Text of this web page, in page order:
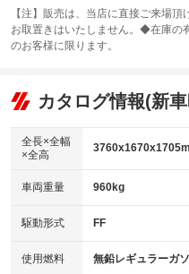
：装備なし
サンルーフ
：装備なし
リフトアップ
：装備なし
：装備なし
パワーウィンドウ
アイドリングストップ
：装備あり
USB入力端子
：装備なし
100V電源
：装備なし
カーナビ：メモリーナビ他
：装備あり
TV：フルセグ
：装備あり
ビジュアル：-／DVD再生
：装備あり
アルミホイール：16インチ
：装備あり
HID(キセノンライト)
バックカメラ
【注】販売は、当店に直接ご来場
お取置きはいたしません。◆在庫の
のお客様に限ります。
カタログ情報(新
全長×全幅
×全高
車両重量 960kg
駆動形式 FF
使用燃料 無鉛レギュラーガ